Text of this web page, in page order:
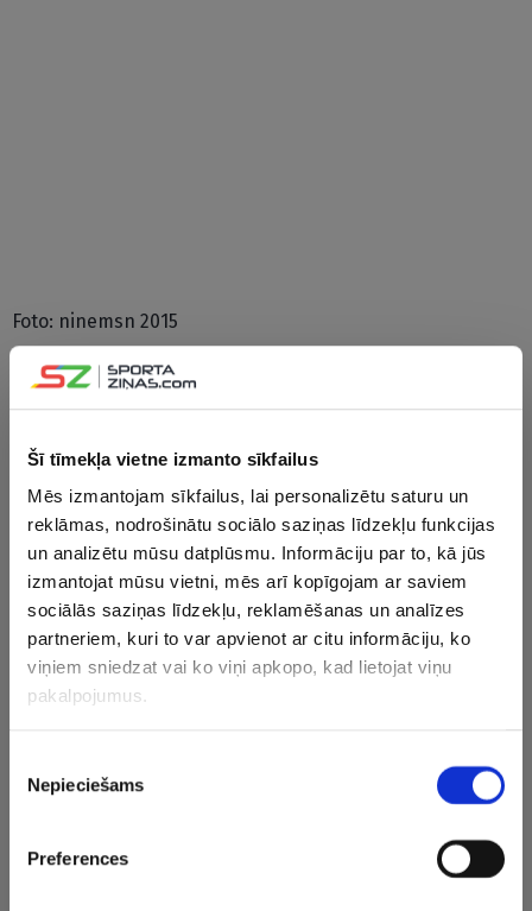
Šī tīmekļa vietne izmanto sīkfailus
Mēs izmantojam sīkfailus, lai personalizētu saturu un
reklāmas, nodrošinātu sociālo saziņas līdzekļu funkcijas
un analizētu mūsu datplūsmu. Informāciju par to, kā jūs
izmantojat mūsu vietni, mēs arī kopīgojam ar saviem
sociālās saziņas līdzekļu, reklamēšanas un analīzes
partneriem, kuri to var apvienot ar citu informāciju, ko
viņiem sniedzat vai ko viņi apkopo, kad lietojat viņu
pakalpojumus.
izvēle
Nepieciešams
Preferences
Foto: ninemsn 2015
CITAS ZIŅAS NO ŠĪS KATEGORIJAS
Problēmas
pārvarētas?
Ostapenko iekļūst
Toronto dubultspēļu
1/4 finālā
FOTO: Ostapenko
publicē nežēlīgās
ziņas, ko saņēmusi
pēc izstāšanās
vai
×